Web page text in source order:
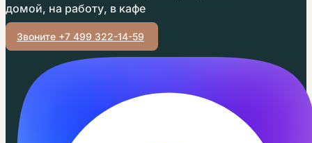
домой, на работу, в кафе
Звоните +7 499 322-14-59